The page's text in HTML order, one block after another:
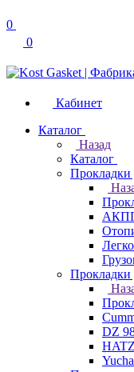
0
0
Кабинет
Каталог
Назад
Каталог
Прокладки
Прокладки
DZ
HATZ